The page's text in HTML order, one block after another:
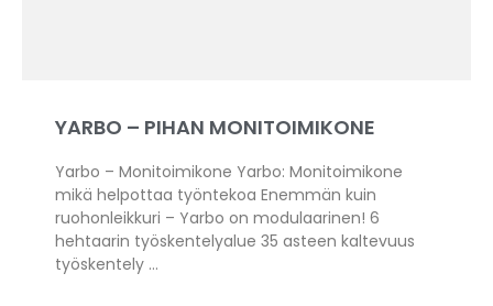
YARBO – PIHAN MONITOIMIKONE
Yarbo – Monitoimikone Yarbo: Monitoimikone
mikä helpottaa työntekoa Enemmän kuin
ruohonleikkuri – Yarbo on modulaarinen! 6
hehtaarin työskentelyalue 35 asteen kaltevuus
työskentely …